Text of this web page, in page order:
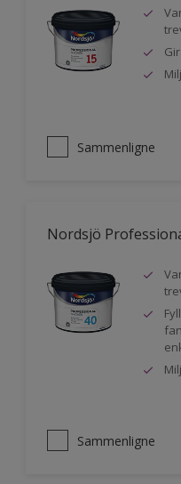
Sammenligne
Nordsjö
Sammenligne